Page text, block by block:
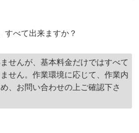
すべて出来ますか？
せんが、基本料金だけではすべて
せん。作業環境に応じて、作業内
、お問い合わせの上ご確認下さ